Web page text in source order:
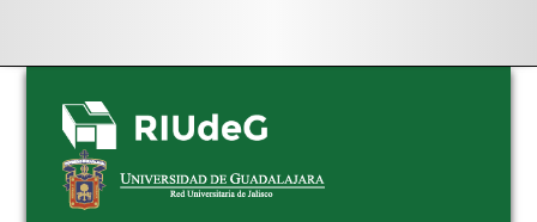
Skip
navigation